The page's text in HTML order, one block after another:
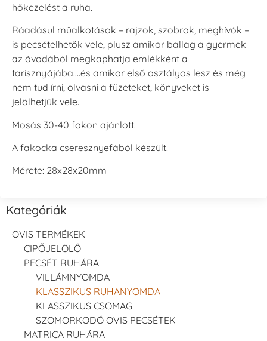
hőkezelést a ruha.
Ráadásul műalkotások – rajzok, szobrok, meghívók –
is pecsételhetők vele, plusz amikor ballag a gyermek
az óvodából megkaphatja emlékként a
tarisznyájába….és amikor első osztályos lesz és még
nem tud írni, olvasni a füzeteket, könyveket is
jelölhetjük vele.
Mosás 30-40 fokon ajánlott.
A fakocka cseresznyefából készült.
Mérete: 28x28x20mm
Kategóriák
OVIS TERMÉKEK
CIPŐJELÖLŐ
PECSÉT RUHÁRA
VILLÁMNYOMDA
KLASSZIKUS RUHANYOMDA
KLASSZIKUS CSOMAG
SZOMORKODÓ OVIS PECSÉTEK
MATRICA RUHÁRA